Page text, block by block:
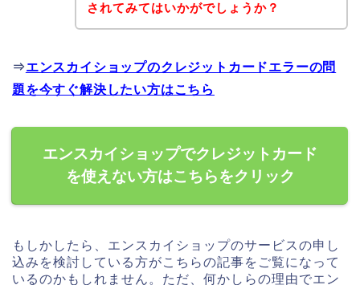
されてみてはいかがでしょうか？
⇒エンスカイショップのクレジットカードエラーの問
題を今すぐ解決したい方はこちら
エンスカイショップでクレジットカード
を使えない方はこちらをクリック
もしかしたら、エンスカイショップのサービスの申し
込みを検討している方がこちらの記事をご覧になって
いるのかもしれません。ただ、何かしらの理由でエン